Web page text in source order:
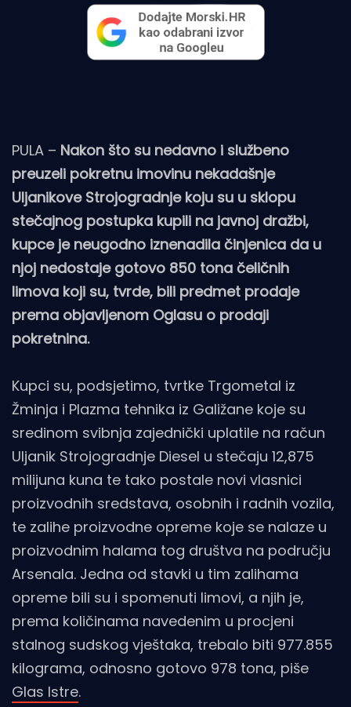
PULA – Nakon što su nedavno i službeno
preuzeli pokretnu imovinu nekadašnje
Uljanikove Strojogradnje koju su u sklopu
stečajnog postupka kupili na javnoj dražbi,
kupce je neugodno iznenadila činjenica da u
njoj nedostaje gotovo 850 tona čeličnih
limova koji su, tvrde, bili predmet prodaje
prema objavljenom Oglasu o prodaji
pokretnina.
Kupci su, podsjetimo, tvrtke Trgometal iz
Žminja i Plazma tehnika iz Galižane koje su
sredinom svibnja zajednički uplatile na račun
Uljanik Strojogradnje Diesel u stečaju 12,875
milijuna kuna te tako postale novi vlasnici
proizvodnih sredstava, osobnih i radnih vozila,
te zalihe proizvodne opreme koje se nalaze u
proizvodnim halama tog društva na području
Arsenala. Jedna od stavki u tim zalihama
opreme bili su i spomenuti limovi, a njih je,
prema količinama navedenim u procjeni
stalnog sudskog vještaka, trebalo biti 977.855
kilograma, odnosno gotovo 978 tona, piše
Glas Istre.